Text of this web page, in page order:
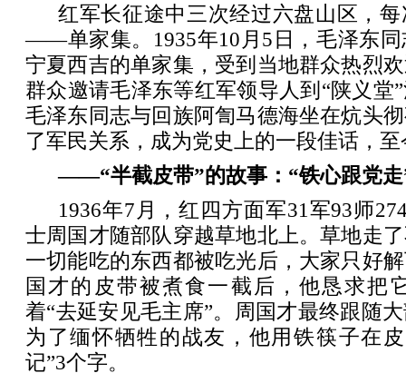
红军长征途中三次经过六盘山区，
——单家集。1935年10月5日，毛泽东同
宁夏西吉的单家集，受到当地群众热烈
群众邀请毛泽东等红军领导人到“陕义堂
毛泽东同志与回族阿訇马德海坐在炕头
了军民关系，成为党史上的一段佳话，
——“半截皮带”的故事：“铁心跟党走
1936年7月，红四方面军31军93师
士周国才随部队穿越草地北上。草地走
一切能吃的东西都被吃光后，大家只好
国才的皮带被煮食一截后，他恳求把
着“去延安见毛主席”。周国才最终跟随
为了缅怀牺牲的战友，他用铁筷子在
记”3个字。